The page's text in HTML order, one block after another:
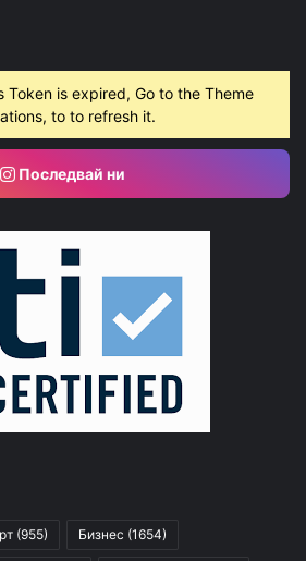
Token is expired, Go to the Theme
to to refresh it.
Последвай ни
(955) Бизнес (1654)